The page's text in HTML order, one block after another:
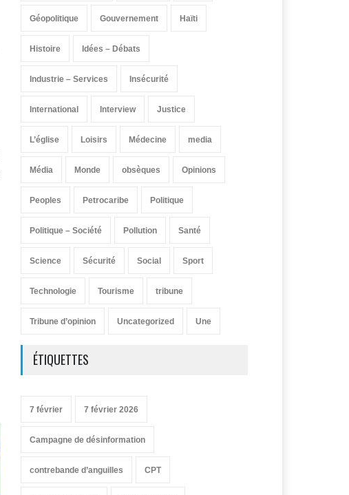
Géopolitique Gouvernement Haïti
Histoire Idées – Débats
Industrie – Services Insécurité
International Interview Justice
L’église Loisirs Médecine media
Média Monde obsèques Opinions
Peoples Petrocaribe Politique
Politique – Société Pollution Santé
Science Sécurité Social Sport
Technologie Tourisme tribune
Tribune d’opinion Uncategorized Une
ÉTIQUETTES
7 février 7 février 2026
Campagne de désinformation
contrebande d’anguilles CPT